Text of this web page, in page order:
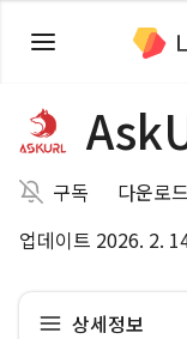
구독
다운로
업데이트 2026. 2.
상세정보